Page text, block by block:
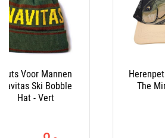
Broek Voor Mannen
Korda Original
Kombats Military -
beoordelingen)